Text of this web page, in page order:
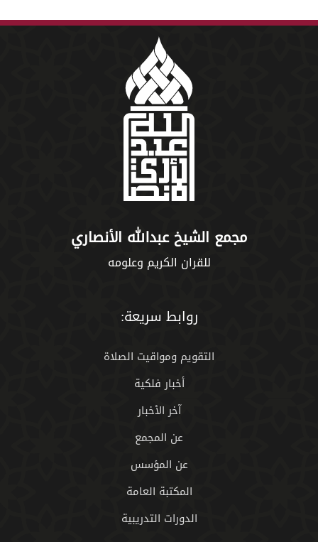
مجمع الشيخ عبدالله الأنصاري
للقران الكريم وعلومه
روابط سريعة:
التقويم ومواقيت الصلاة
أخبار فلكية
آخر الأخبار
عن المجمع
عن المؤسس
المكتبة العامة
الدورات التدريبية